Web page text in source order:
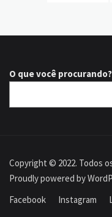
O que você procurando?
Copyright © 2022. Todos
Proudly powered by
Facebook
Instagram